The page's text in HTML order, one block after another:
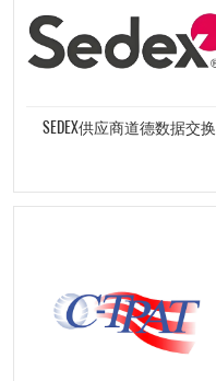
SEDEX供应商道德数据交换